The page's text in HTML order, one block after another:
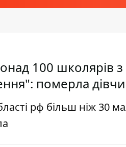
100 школярів
померла
рф більш ніж 30